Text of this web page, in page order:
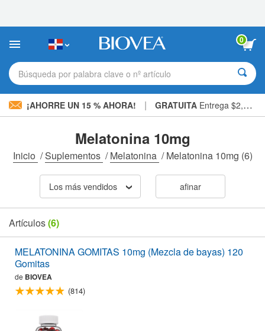
sitio
incluye
sistema
de
0
Búsqueda por palabra clave o nº artículo
¡AHORRE UN 15 % AHORA! | GRATUITA Entrega $2,600 »
Melatonina 10mg
Inicio /Suplementos /Melatonina /Melatonina 10mg (6)
Los más vendidos afinar
Artículos(6)
MELATONINA GOMITAS 10mg (Mezcla de bayas) 120
Gomitas
de BIOVEA
(814)